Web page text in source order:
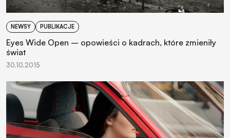
NEWSY PUBLIKACJE
Eyes Wide Open – opowieści o kadrach, które zmieniły
świat
30.10.2015